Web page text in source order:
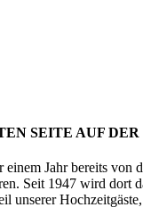
SEITE AUF
Jahr bereits von
Seit 1947 wird dort